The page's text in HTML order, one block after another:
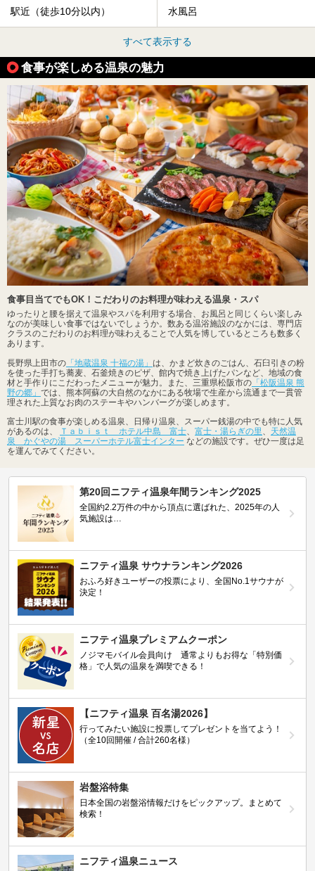
駅近（徒歩10分以内） 水風呂
すべて表示する
食事が楽しめる温泉の魅力
食事目当てでもOK！こだわりのお料理が味わえる温泉・スパ
ゆったりと腰を据えて温泉やスパを利用する場合、お風呂と同じくらい楽しみ
なのが美味しい食事ではないでしょうか。数ある温浴施設のなかには、専門店
クラスのこだわりのお料理が味わえることで人気を博しているところも数多く
あります。
長野県上田市の 「地蔵温泉 十福の湯」 は、かまど炊きのごはん、石臼引きの粉
を使った手打ち蕎麦、石釜焼きのピザ、館内で焼き上げたパンなど、地域の食
材と手作りにこだわったメニューが魅力。また、三重県松阪市の 「松阪温泉 熊
野の郷」 では、熊本阿蘇の大自然のなかにある牧場で生産から流通まで一貫管
理された上質なお肉のステーキやハンバーグが楽しめます。
富士川駅の食事が楽しめる温泉、日帰り温泉、スーパー銭湯の中でも特に人気
があるのは、
Ｔａｂｉｓｔ ホテル中島 富士 富士・湯らぎの里
天然温
泉 かぐやの湯 スーパーホテル富士インター などの施設です。ぜひ一度は足
を運んでみてください。
第20回ニフティ温泉年間ランキング2025
全国約2.2万件の中から頂点に選ばれた、2025年の人
気施設は…
ニフティ温泉 サウナランキング2026
おふろ好きユーザーの投票により、全国No.1サウナが
決定！
ニフティ温泉プレミアムクーポン
ノジマモバイル会員向け 通常よりもお得な「特別価
格」で人気の温泉を満喫できる！
【ニフティ温泉 百名湯2026】
行ってみたい施設に投票してプレゼントを当てよう！
（全10回開催 / 合計260名様）
岩盤浴特集
日本全国の岩盤浴情報だけをピックアップ。まとめて
検索！
ニフティ温泉ニュース